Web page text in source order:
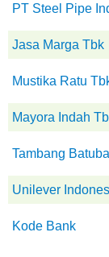
PT Steel Pipe
Jasa Marga Tbk
Mustika Ratu
Mayora Indah
Tambang
Unilever
Kode Bank